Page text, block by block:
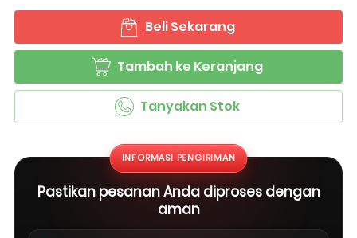
` Beli Sekarang
` Tambah ke Keranjang
` Tanyakan Stok
INFORMASI PENGIRIMAN
Pastikan pesanan Anda diproses dengan
aman